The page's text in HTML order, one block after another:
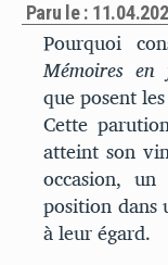
Paru le :
Pourquoi
Mémoires en
que posent
Cette
atteint son
occasion,
position dans
à leur égard.